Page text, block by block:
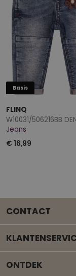
Basis
FLINQ
W10031/506216BB
Jeans
€ 16,99
CONTACT
ONTDEK